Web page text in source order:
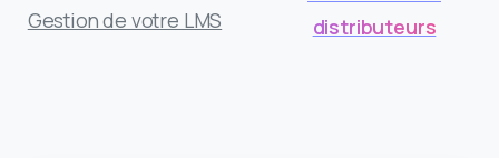
Gestion de votre LMS
distributeurs